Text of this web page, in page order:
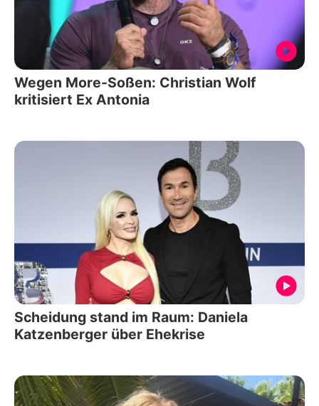
Wegen More-Soßen: Christian Wolf
kritisiert Ex Antonia
Scheidung stand im Raum: Daniela
Katzenberger über Ehekrise